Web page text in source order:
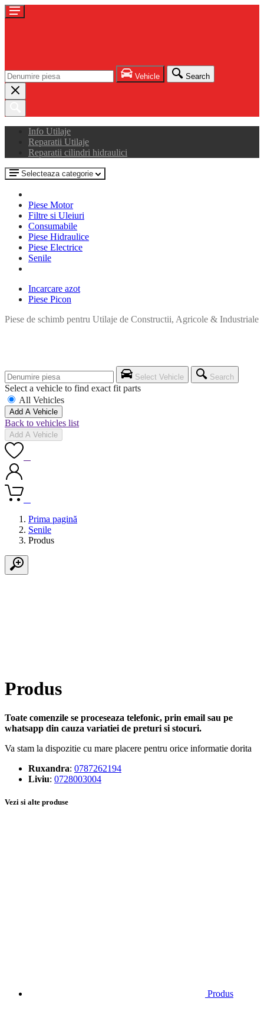
Vehicle Search
Info Utilaje
Reparatii Utilaje
Reparatii cilindri hidraulici
Selecteaza categorie
Piese Motor
Filtre si Uleiuri
Consumabile
Piese Hidraulice
Piese Electrice
Senile
Incarcare azot
Piese Picon
Piese de schimb pentru Utilaje de Constructii, Agricole & Industriale
Select Vehicle Search
Select a vehicle to find exact fit parts
All Vehicles
Add A Vehicle
Back to vehicles list
Add A Vehicle
Prima pagină
Senile
Produs
Produs
Toate comenzile se proceseaza telefonic, prin email sau pe
whatsapp din cauza variatiei de preturi si stocuri.
Va stam la dispozitie cu mare placere pentru orice informatie dorita
Ruxandra: 0787262194
Liviu: 0728003004
Vezi si alte produse
Produs